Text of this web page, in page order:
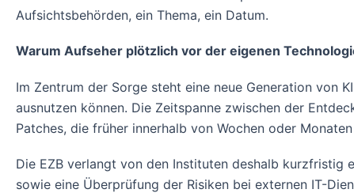
Aufsichtsbehörden, ein Thema, ein Datum.
Warum Aufseher plötzlich vor der eigenen
Im Zentrum der Sorge steht eine neue Generation von
ausnutzen können. Die Zeitspanne zwischen der
Patches, die früher innerhalb von Wochen oder
Die EZB verlangt von den Instituten deshalb kurzfristig
sowie eine Überprüfung der Risiken bei externen IT-